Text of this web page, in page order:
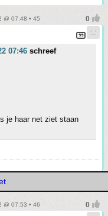
@ 07:48 • 45
07:46 schreef
je haar net ziet staan
@ 07:53 • 46